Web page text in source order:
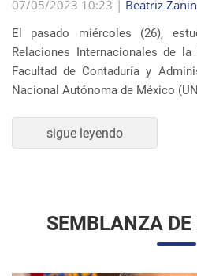
sigue leyendo
SEMBLANZA DE